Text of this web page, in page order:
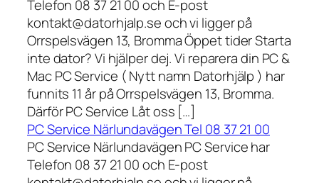
Telefon 08 37 21 00 och E-post
kontakt@datorhjalp.se och vi ligger på
Orrspelsvägen 13, Bromma Öppet tider Starta
inte dator? Vi hjälper dej. Vi reparera din PC &
Mac PC Service ( Nytt namn Datorhjälp ) har
funnits 11 år på Orrspelsvägen 13, Bromma.
Därför PC Service Låt oss […]
PC Service Närlundavägen Tel 08 37 21 00
PC Service Närlundavägen PC Service har
Telefon 08 37 21 00 och E-post